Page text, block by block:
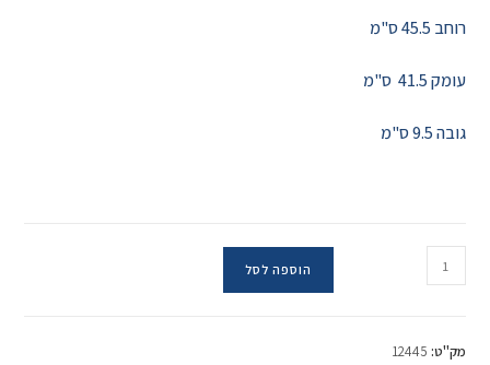
רוחב 45.5 ס"מ
עומק 41.5 ס"מ
גובה 9.5 ס"מ
הוספה לסל
מק"ט: 12445